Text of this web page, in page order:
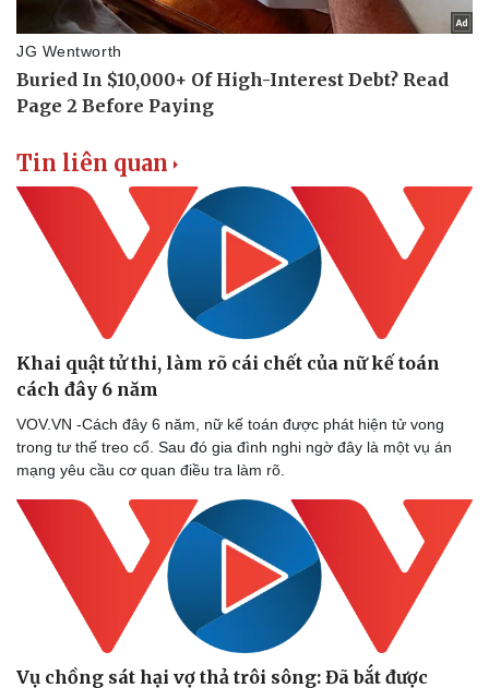
Tin liên quan
Khai quật tử thi, làm rõ cái chết của nữ kế toán
cách đây 6 năm
VOV.VN -Cách đây 6 năm, nữ kế toán được phát hiện tử vong
trong tư thế treo cổ. Sau đó gia đình nghi ngờ đây là một vụ án
mạng yêu cầu cơ quan điều tra làm rõ.
Vụ chồng sát hại vợ thả trôi sông: Đã bắt được